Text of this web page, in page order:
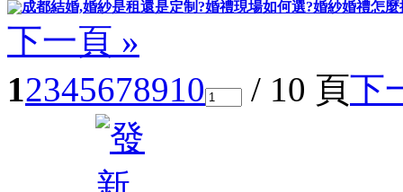
成都結婚,婚紗是租還是定制?婚禮現場如何選?婚紗婚禮怎麼
下一頁 »
12345678910 / 10 頁下